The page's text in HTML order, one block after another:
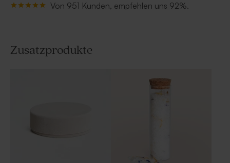
Von 951 Kunden, empfehlen uns 92%.
Zusatzprodukte